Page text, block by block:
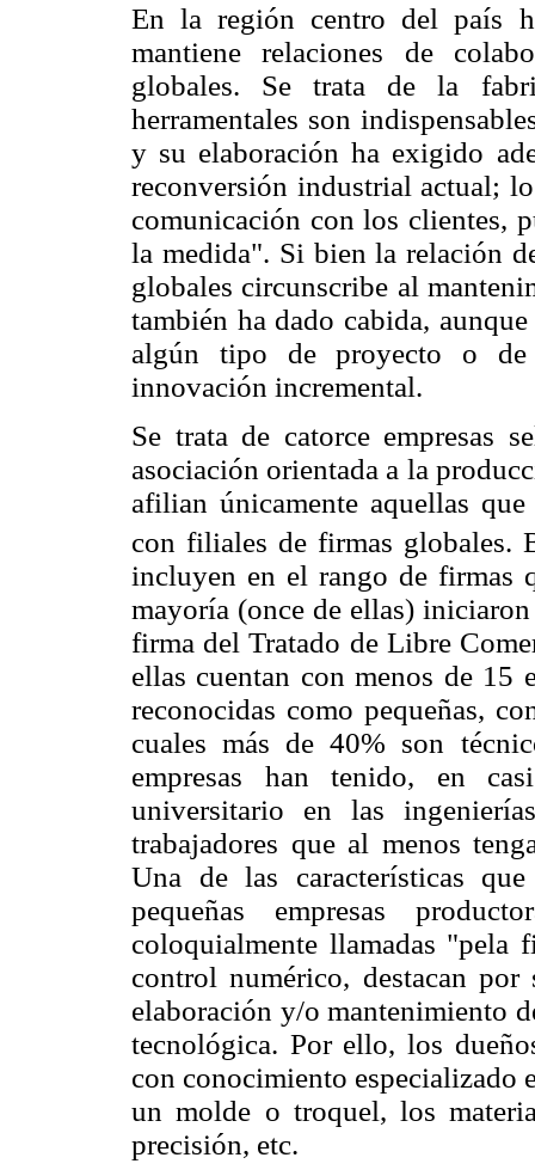
En la región centro del país
mantiene relaciones de
globales. Se trata de la
herramentales son
y su elaboración ha exigido
reconversión industrial actual;
comunicación con los clientes,
la medida". Si bien la relación
globales circunscribe al
también ha dado cabida,
algún tipo de proyecto o de
innovación incremental.
Se trata de catorce empresas
asociación orientada a la
afilian únicamente aquellas
con filiales de firmas globales.
incluyen en el rango de firmas
mayoría (once de ellas)
firma del Tratado de Libre
ellas cuentan con menos de 15
reconocidas como pequeñas,
cuales más de 40% son
empresas han tenido, en
universitario en las
trabajadores que al menos
Una de las características
pequeñas empresas
coloquialmente llamadas "pela
control numérico, destacan
elaboración y/o mantenimiento
tecnológica. Por ello, los
con conocimiento especializado
un molde o troquel, los
precisión, etc.